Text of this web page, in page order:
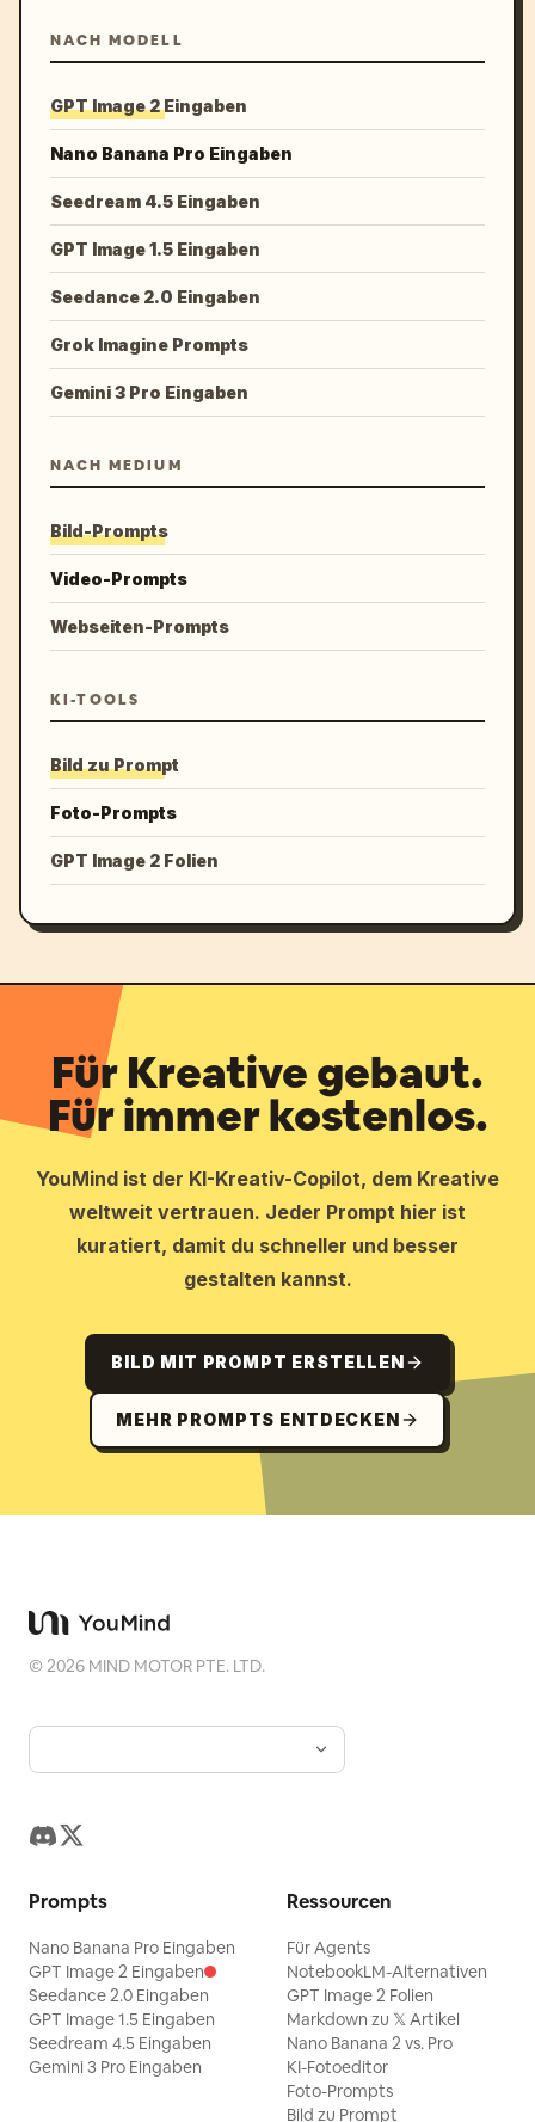
NACH MODELL
GPT Image 2 Eingaben
Nano Banana Pro Eingaben
Seedream 4.5 Eingaben
GPT Image 1.5 Eingaben
Seedance 2.0 Eingaben
Grok Imagine Prompts
Gemini 3 Pro Eingaben
NACH MEDIUM
Bild-Prompts
Video-Prompts
Webseiten-Prompts
KI-TOOLS
Bild zu Prompt
Foto-Prompts
GPT Image 2 Folien
Für Kreative gebaut.
Für immer kostenlos.
YouMind ist der KI-Kreativ-Copilot, dem Kreative
weltweit vertrauen. Jeder Prompt hier ist
kuratiert, damit du schneller und besser
gestalten kannst.
BILD MIT PROMPT ERSTELLEN
MEHR PROMPTS ENTDECKEN
©2026 MIND MOTOR PTE. LTD.
Prompts
Nano Banana Pro Eingaben
GPT Image 2 Eingaben
Seedance 2.0 Eingaben
GPT Image 1.5 Eingaben
Seedream 4.5 Eingaben
Gemini 3 Pro Eingaben
Ressourcen
Für Agents
NotebookLM-Alternativen
GPT Image 2 Folien
Markdown zu 𝕏 Artikel
Nano Banana 2 vs. Pro
KI-Fotoeditor
Foto-Prompts
Bild zu Prompt